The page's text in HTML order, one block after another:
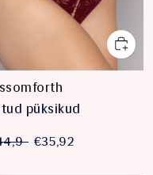
püksikud
€35,92